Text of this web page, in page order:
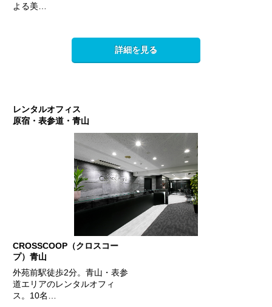
よる美…
詳細を見る
レンタルオフィス
原宿・表参道・青山
CROSSCOOP（クロスコー
プ）青山
外苑前駅徒歩2分。青山・表参
道エリアのレンタルオフィ
ス。10名…